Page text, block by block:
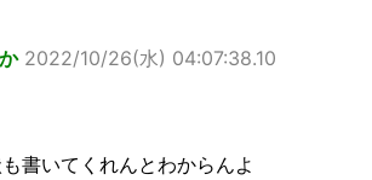
2022/10/26(水) 04:07:38.10
書いてくれんとわからんよ